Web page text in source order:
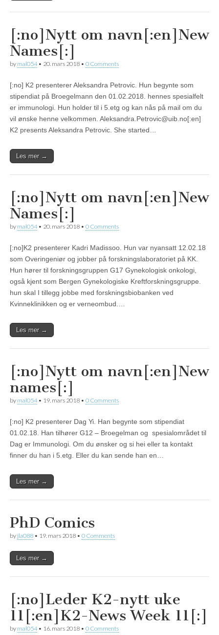
[:no]Nytt om navn[:en]New
Names[:]
by mal054• 20. mars 2018 • 0 Comments
[:no] K2 presenterer Aleksandra Petrovic. Hun begynte som
stipendiat på Broegelmann den 01.02.2018. hennes spesialfelt
er immunologi. Hun holder til i 5.etg og kan nås på mail om du
vil ønske henne velkommen. Aleksandra.Petrovic@uib.no[:en]
K2 presents Aleksandra Petrovic. She started…
Les mer →
[:no]Nytt om navn[:en]New
Names[:]
by mal054• 20. mars 2018 • 0 Comments
[:no]K2 presenterer Kadri Madissoo. Hun var nyansatt 12.02.18
som Overingeniør og jobber på forskningslaboratoriet på KK.
Hun hører til forskningsgruppen G17 Gynekologisk onkologi,
også kjent som Bergen Gynekologiske Kreftforskningsgruppe.
hun skal I tillegg jobbe med forskningsbiobanken ved
Kvinneklinikken og er verneombud.…
Les mer →
[:no]Nytt om navn[:en]New
names[:]
by mal054• 19. mars 2018 • 0 Comments
[:no] K2 presenterer Dag Yi. Han begynte som stipendiat
01.02.18. Han tilhører G12 – Broegelman og spesialområdet til
Dag er Immunologi. Om du ønsker og si hei eller ta kontakt
finner du han i 5.etg. Eller du kan sende han en…
Les mer →
PhD Comics
by jla088 • 19. mars 2018 • 0 Comments
Les mer →
[:no]Leder K2-nytt uke
11[:en]K2-News Week 11[:]
by mal054• 16. mars 2018 • 0 Comments